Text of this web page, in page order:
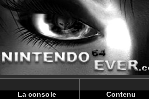
Warning: Undefined array key
Warning: Undefined array key
La console Contenu